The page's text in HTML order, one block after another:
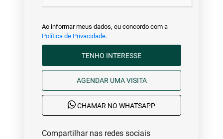
Ao informar meus dados, eu concordo com a
Política de Privacidade.
TENHO INTERESSE
AGENDAR UMA VISITA
CHAMAR NO WHATSAPP
Compartilhar nas redes sociais